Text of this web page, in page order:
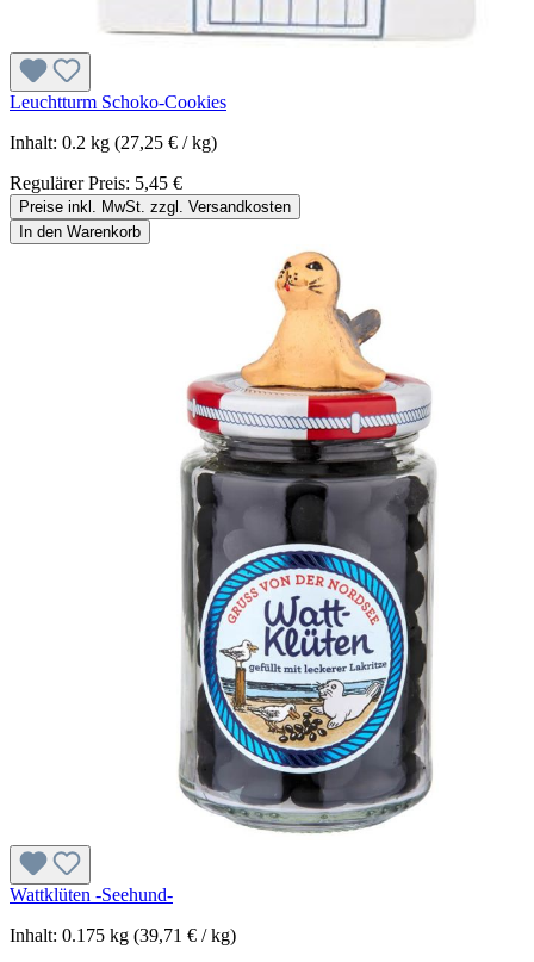
Leuchtturm Schoko-Cookies
Inhalt: 0.2 kg (27,25 € / kg)
Regulärer Preis: 5,45 €
Preise inkl. MwSt. zzgl. Versandkosten
In den Warenkorb
Wattklüten -Seehund-
Inhalt: 0.175 kg (39,71 € / kg)